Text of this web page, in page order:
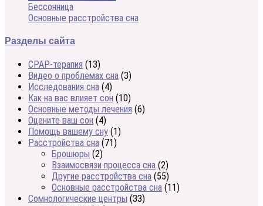
Бессонница
Основные расстройства сна
Разделы сайта
CPAP-терапия (13)
Видео о проблемах сна (3)
Исследования сна (4)
Как на вас влияет сон (10)
Основные методы лечения (6)
Оцените ваш сон (4)
Помощь вашему сну (1)
Расстройства сна (71)
Брошюры (2)
Взаимосвязи процесса сна (2)
Другие расстройства сна (55)
Основные расстройства сна (11)
Сомнологические центры (33)